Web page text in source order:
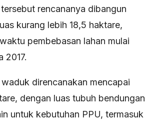
rencananya dibangun
kurang lebih 18,5 haktare,
pembebasan lahan mulai
2017.
direncanakan mencapai
dengan luas tubuh bendungan
untuk kebutuhan PPU, termasuk